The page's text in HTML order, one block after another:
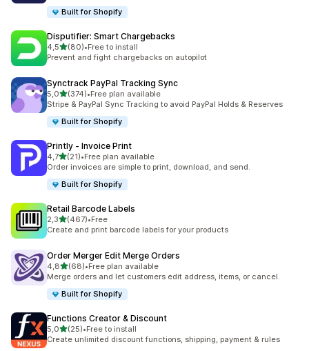
Built for Shopify
Disputifier: Smart Chargebacks
4,5av 5 stjerner
(80)
Totalt 80 omtaler
•Free to install
Prevent and fight chargebacks on autopilot
Synctrack PayPal Tracking Sync
5,0av 5 stjerner
(374)
Totalt 374 omtaler
•Free plan available
Stripe & PayPal Sync Tracking to avoid PayPal Holds & Reserves
Built for Shopify
Printly ‑ Invoice Print
4,7av 5 stjerner
(21)
Totalt 21 omtaler
•Free plan available
Order invoices are simple to print, download, and send.
Built for Shopify
Retail Barcode Labels
2,3av 5 stjerner
(467)
Totalt 467 omtaler
•Free
Create and print barcode labels for your products
Order Merger Edit Merge Orders
4,8av 5 stjerner
(68)
Totalt 68 omtaler
•Free plan available
Merge orders and let customers edit address, items, or cancel.
Built for Shopify
Functions Creator & Discount
5,0av 5 stjerner
(25)
Totalt 25 omtaler
•Free to install
Create unlimited discount functions, shipping, payment & rules